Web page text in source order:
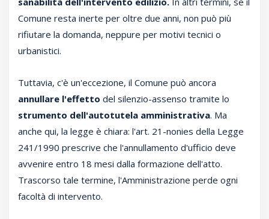
Comune resta inerte per oltre due anni, non può più
rifiutare la domanda, neppure per motivi tecnici o
urbanistici.
Tuttavia, c'è un'eccezione, il Comune può ancora
annullare l'effetto del silenzio-assenso tramite lo
strumento dell'autotutela amministrativa. Ma
anche qui, la legge è chiara: l'art. 21-nonies della Legge
241/1990 prescrive che l'annullamento d'ufficio deve
avvenire entro 18 mesi dalla formazione dell'atto.
Trascorso tale termine, l'Amministrazione perde ogni
facoltà di intervento.